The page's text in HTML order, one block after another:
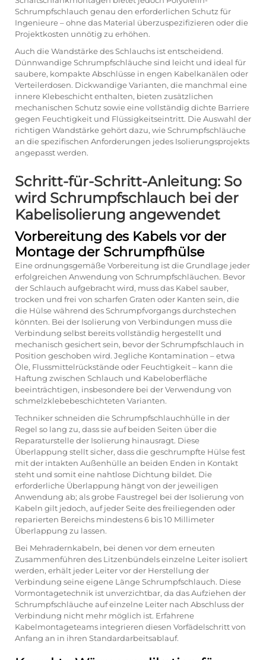
Schrumpfschlauch genau den erforderlichen Schutz für
Ingenieure – ohne das Material überzuspezifizieren oder die
Projektkosten unnötig zu erhöhen.
Auch die Wandstärke des Schlauchs ist entscheidend.
Dünnwandige Schrumpfschläuche sind leicht und ideal für
saubere, kompakte Abschlüsse in engen Kabelkanälen oder
Verteilerdosen. Dickwandige Varianten, die manchmal eine
innere Klebeschicht enthalten, bieten zusätzlichen
mechanischen Schutz sowie eine vollständig dichte Barriere
gegen Feuchtigkeit und Flüssigkeitseintritt. Die Auswahl der
richtigen Wandstärke gehört dazu, wie Schrumpfschläuche
an die spezifischen Anforderungen jedes Isolierungsprojekts
angepasst werden.
Schritt-für-Schritt-Anleitung: So
wird Schrumpfschlauch bei der
Kabelisolierung angewendet
Vorbereitung des Kabels vor der
Montage der Schrumpfhülse
Eine ordnungsgemäße Vorbereitung ist die Grundlage jeder
erfolgreichen Anwendung von Schrumpfschläuchen. Bevor
der Schlauch aufgebracht wird, muss das Kabel sauber,
trocken und frei von scharfen Graten oder Kanten sein, die
die Hülse während des Schrumpfvorgangs durchstechen
könnten. Bei der Isolierung von Verbindungen muss die
Verbindung selbst bereits vollständig hergestellt und
mechanisch gesichert sein, bevor der Schrumpfschlauch in
Position geschoben wird. Jegliche Kontamination – etwa
Öle, Flussmittelrückstände oder Feuchtigkeit – kann die
Haftung zwischen Schlauch und Kabeloberfläche
beeinträchtigen, insbesondere bei der Verwendung von
schmelzklebebeschichteten Varianten.
Techniker schneiden die Schrumpfschlauchhülle in der
Regel so lang zu, dass sie auf beiden Seiten über die
Reparaturstelle der Isolierung hinausragt. Diese
Überlappung stellt sicher, dass die geschrumpfte Hülse fest
mit der intakten Außenhülle an beiden Enden in Kontakt
steht und somit eine nahtlose Dichtung bildet. Die
erforderliche Überlappung hängt von der jeweiligen
Anwendung ab; als grobe Faustregel bei der Isolierung von
Kabeln gilt jedoch, auf jeder Seite des freiliegenden oder
reparierten Bereichs mindestens 6 bis 10 Millimeter
Überlappung zu lassen.
Bei Mehradernkabeln, bei denen vor dem erneuten
Zusammenführen des Litzenbündels einzelne Leiter isoliert
werden, erhält jeder Leiter vor der Herstellung der
Verbindung seine eigene Länge Schrumpfschlauch. Diese
Vormontagetechnik ist unverzichtbar, da das Aufziehen der
Schrumpfschläuche auf einzelne Leiter nach Abschluss der
Verbindung nicht mehr möglich ist. Erfahrene
Kabelmontageteams integrieren diesen Vorfädelschritt von
Anfang an in ihren Standardarbeitsablauf.